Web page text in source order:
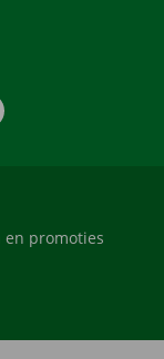
promoties